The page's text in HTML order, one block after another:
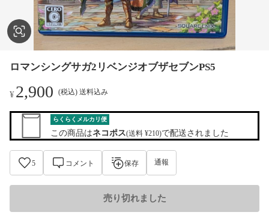
ロマンシングサガ2リベンジオブザセブンPS5
¥2,900 (税込) 送料込み
らくらくメルカリ便
この商品はネコポス(送料 ¥210)で配送されました
5 コメント 保存 通報
売り切れました